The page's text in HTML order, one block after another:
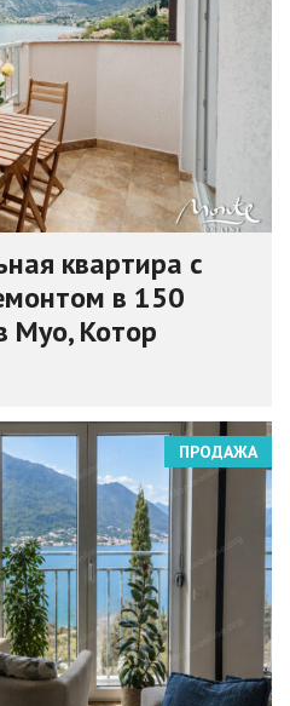
квартира с
в 150
Муо, Котор
ПРОДАЖА